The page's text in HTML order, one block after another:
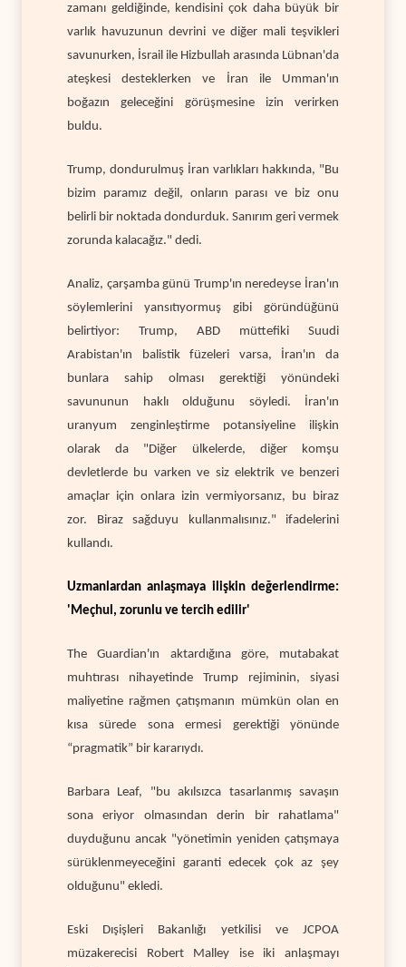
zamanı geldiğinde, kendisini çok daha büyük bir
varlık havuzunun devrini ve diğer mali teşvikleri
savunurken, İsrail ile Hizbullah arasında Lübnan'da
ateşkesi desteklerken ve İran ile Umman'ın
boğazın geleceğini görüşmesine izin verirken
buldu.
Trump, dondurulmuş İran varlıkları hakkında, "Bu
bizim paramız değil, onların parası ve biz onu
belirli bir noktada dondurduk. Sanırım geri vermek
zorunda kalacağız." dedi.
Analiz, çarşamba günü Trump'ın neredeyse İran'ın
söylemlerini yansıtıyormuş gibi göründüğünü
belirtiyor: Trump, ABD müttefiki Suudi
Arabistan'ın balistik füzeleri varsa, İran'ın da
bunlara sahip olması gerektiği yönündeki
savununun haklı olduğunu söyledi. İran'ın
uranyum zenginleştirme potansiyeline ilişkin
olarak da "Diğer ülkelerde, diğer komşu
devletlerde bu varken ve siz elektrik ve benzeri
amaçlar için onlara izin vermiyorsanız, bu biraz
zor. Biraz sağduyu kullanmalısınız." ifadelerini
kullandı.
Uzmanlardan anlaşmaya ilişkin değerlendirme:
'Meçhul, zorunlu ve tercih edilir'
The Guardian'ın aktardığına göre, mutabakat
muhtırası nihayetinde Trump rejiminin, siyasi
maliyetine rağmen çatışmanın mümkün olan en
kısa sürede sona ermesi gerektiği yönünde
“pragmatik” bir kararıydı.
Barbara Leaf, "bu akılsızca tasarlanmış savaşın
sona eriyor olmasından derin bir rahatlama"
duyduğunu ancak "yönetimin yeniden çatışmaya
sürüklenmeyeceğini garanti edecek çok az şey
olduğunu" ekledi.
Eski Dışişleri Bakanlığı yetkilisi ve JCPOA
müzakerecisi Robert Malley ise iki anlaşmayı